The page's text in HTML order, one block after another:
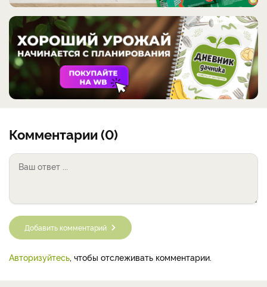
Комментарии (0)
Добавить комментарий
Авторизуйтесь , чтобы отслеживать комментарии.